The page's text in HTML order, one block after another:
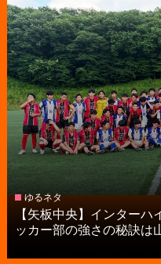
ゆるネタ
【矢板中央】インター
ッカー部の強さの秘訣は